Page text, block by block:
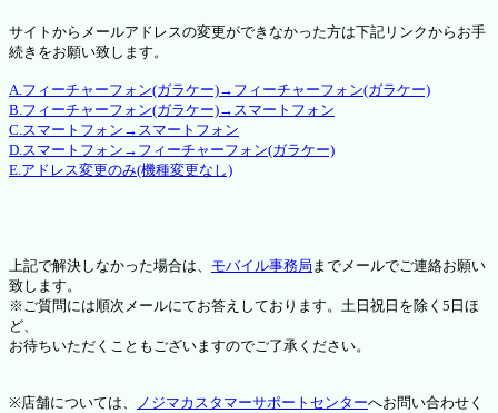
サイトからメールアドレスの変更ができなかった方は下記リンクからお手
続きをお願い致します。
A.フィーチャーフォン(ガラケー)→フィーチャーフォン(ガラケー)
B.フィーチャーフォン(ガラケー)→スマートフォン
C.スマートフォン→スマートフォン
D.スマートフォン→フィーチャーフォン(ガラケー)
E.アドレス変更のみ(機種変更なし)
上記で解決しなかった場合は、 モバイル事務局 までメールでご連絡お願い
致します。
※ご質問には順次メールにてお答えしております。土日祝日を除く5日ほ
ど、
お待ちいただくこともございますのでご了承ください。
※店舗については、 ノジマカスタマーサポートセンターへお問い合わせく